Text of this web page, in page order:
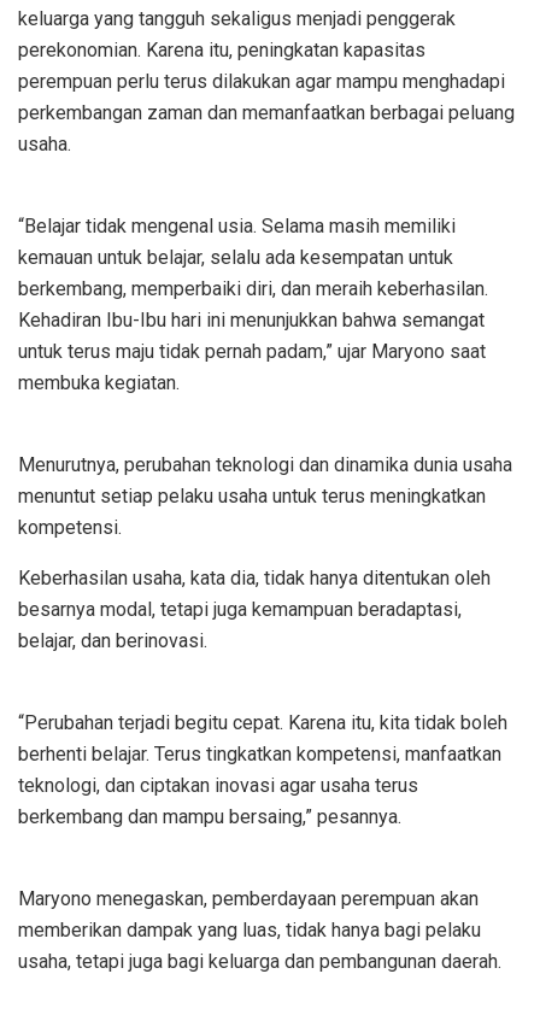
keluarga yang tangguh sekaligus menjadi penggerak
perekonomian. Karena itu, peningkatan kapasitas
perempuan perlu terus dilakukan agar mampu menghadapi
perkembangan zaman dan memanfaatkan berbagai peluang
usaha.
“Belajar tidak mengenal usia. Selama masih memiliki
kemauan untuk belajar, selalu ada kesempatan untuk
berkembang, memperbaiki diri, dan meraih keberhasilan.
Kehadiran Ibu-Ibu hari ini menunjukkan bahwa semangat
untuk terus maju tidak pernah padam,” ujar Maryono saat
membuka kegiatan.
Menurutnya, perubahan teknologi dan dinamika dunia usaha
menuntut setiap pelaku usaha untuk terus meningkatkan
kompetensi.
Keberhasilan usaha, kata dia, tidak hanya ditentukan oleh
besarnya modal, tetapi juga kemampuan beradaptasi,
belajar, dan berinovasi.
“Perubahan terjadi begitu cepat. Karena itu, kita tidak boleh
berhenti belajar. Terus tingkatkan kompetensi, manfaatkan
teknologi, dan ciptakan inovasi agar usaha terus
berkembang dan mampu bersaing,” pesannya.
Maryono menegaskan, pemberdayaan perempuan akan
memberikan dampak yang luas, tidak hanya bagi pelaku
usaha, tetapi juga bagi keluarga dan pembangunan daerah.